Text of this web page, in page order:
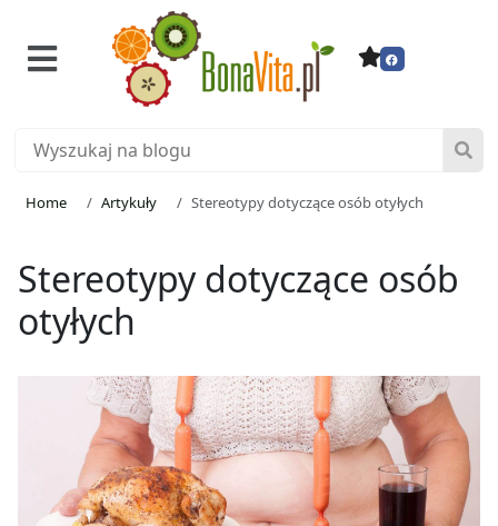
Home Artykuły Stereotypy dotyczące osób otyłych
Stereotypy dotyczące osób
otyłych